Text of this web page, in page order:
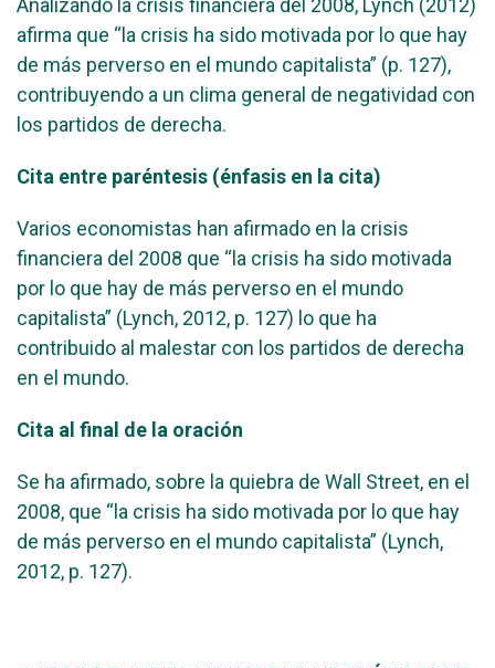
afirma que “la crisis ha sido motivada por lo que hay
de más perverso en el mundo capitalista” (p. 127),
contribuyendo a un clima general de negatividad con
los partidos de derecha.
Cita entre paréntesis (énfasis en la cita)
Varios economistas han afirmado en la crisis
financiera del 2008 que “la crisis ha sido motivada
por lo que hay de más perverso en el mundo
capitalista” (Lynch, 2012, p. 127) lo que ha
contribuido al malestar con los partidos de derecha
en el mundo.
Cita al final de la oración
Se ha afirmado, sobre la quiebra de Wall Street, en el
2008, que “la crisis ha sido motivada por lo que hay
de más perverso en el mundo capitalista” (Lynch,
2012, p. 127).